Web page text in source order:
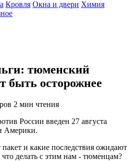
Кровля Окна и двери Химия
тюменский
быть осторожнее
2 мин чтения
России введен 27 августа
Америки.
пакет и какие последствия ожидают
делать с этим нам - тюменцам?